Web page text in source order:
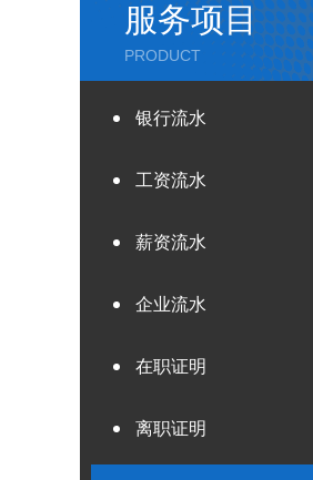
服务项目
PRODUCT
银行流水
工资流水
薪资流水
企业流水
在职证明
离职证明